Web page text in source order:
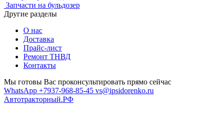
Запчасти на бульдозер
Другие разделы
О нас
Доставка
Прайс-лист
Ремонт ТНВД
Контакты
Мы готовы Вас проконсультировать прямо сейчас
WhatsApp +7937-968-85-45 vs@ipsidorenko.ru
Автотракторный.РФ